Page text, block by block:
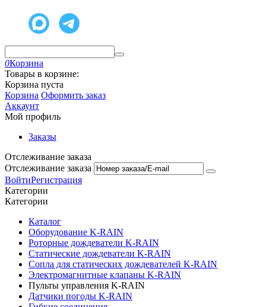
0Корзина
Товары в корзине:
Корзина пуста
Корзина Оформить заказ
Аккаунт
Мой профиль
Заказы
Отслеживание заказа
Отслеживание заказа
ВойтиРегистрация
Категории
Категории
Каталог
Оборудование K-RAIN
Роторные дождеватели K-RAIN
Статические дождеватели K-RAIN
Сопла для статических дождевателей K-RAIN
Электромагнитные клапаны K-RAIN
Пульты управления K-RAIN
Датчики погоды K-RAIN